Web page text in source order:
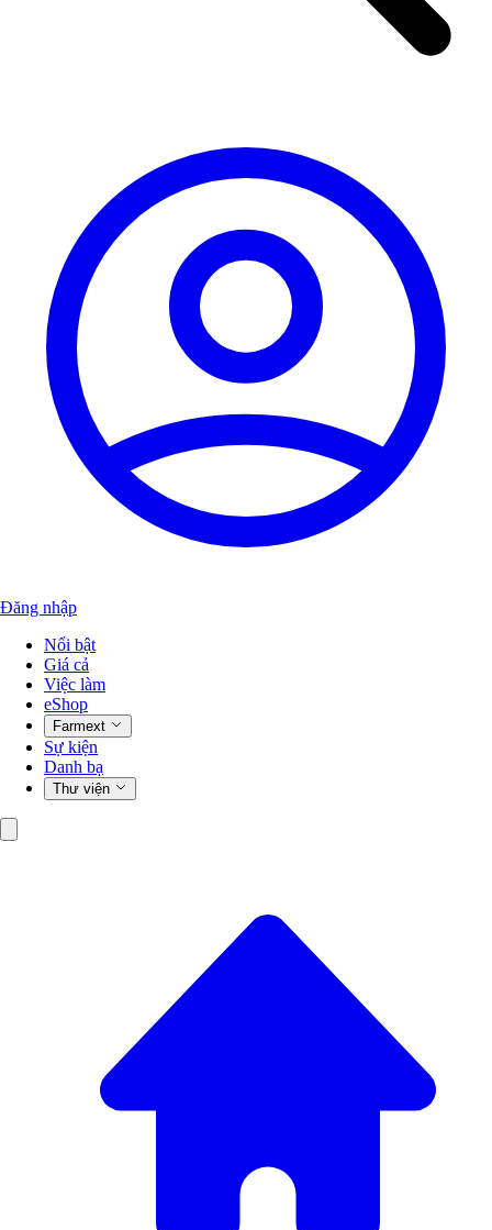
Đăng nhập
Nổi bật
Giá cả
Việc làm
eShop
Farmext
Sự kiện
Danh bạ
Thư viện